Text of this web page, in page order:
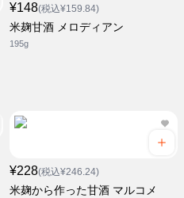
¥148(税込¥159.84)
米麹甘酒 メロディアン
195g
¥228(税込¥246.24)
米麹から作った甘酒 マルコメ